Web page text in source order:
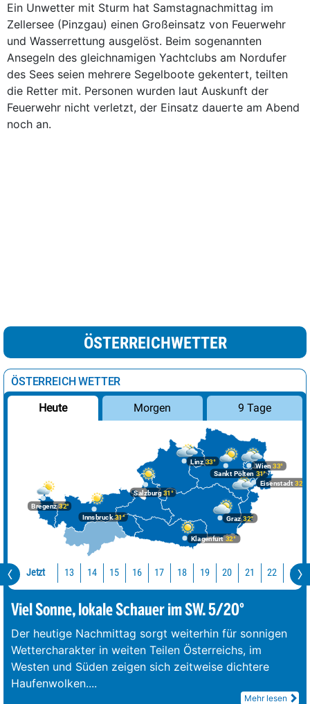
Ein Unwetter mit Sturm hat Samstagnachmittag im
Zellersee (Pinzgau) einen Großeinsatz von Feuerwehr
und Wasserrettung ausgelöst. Beim sogenannten
Ansegeln des gleichnamigen Yachtclubs am Nordufer
des Sees seien mehrere Segelboote gekentert, teilten
die Retter mit. Personen wurden laut Auskunft der
Feuerwehr nicht verletzt, der Einsatz dauerte am Abend
noch an.
ÖSTERREICHWETTER
ÖSTERREICH WETTER
Heute Morgen 9 Tage
Bregenz32°
Graz32°
Innsbruck31°
Klagenfurt 32°
Linz33°
Salzburg31°
Wien 33°
Eisenstadt 32°
Sankt Pölten 31°
Jetzt 13 14 15 16 17 18 19 20 21 22 23
Viel Sonne, lokale Schauer im SW. 5/20°
Der heutige Nachmittag sorgt weiterhin für sonnigen
Wettercharakter in weiten Teilen Österreichs, im
Westen und Süden zeigen sich zeitweise dichtere
Haufenwolken....
Mehr lesen